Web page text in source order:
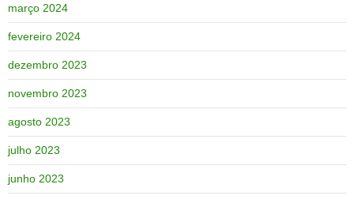
março 2024
fevereiro 2024
dezembro 2023
novembro 2023
agosto 2023
julho 2023
junho 2023